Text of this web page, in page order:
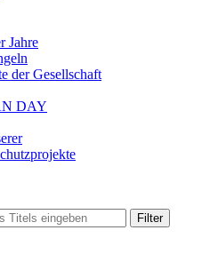
Jahre
der Gesellschaft
DAY
Filter